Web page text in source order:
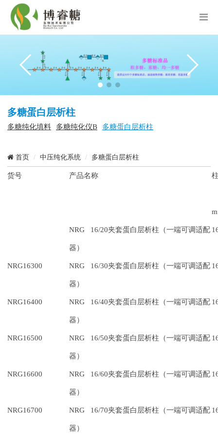
多糖蛋白层析柱
多糖纯化填料 多糖纯化仪B 多糖蛋白层析柱
首页 中压纯化系统 多糖蛋白层析柱
货号 产品名称
NRG 16/20夹套蛋白层析柱（一端可调适配
器）
NRG16300 NRG 16/30夹套蛋白层析柱（一端可调适配
器）
NRG16400 NRG 16/40夹套蛋白层析柱（一端可调适配
器）
NRG16500 NRG 16/50夹套蛋白层析柱（一端可调适配
器）
NRG16600 NRG 16/60夹套蛋白层析柱（一端可调适配
器）
NRG16700 NRG 16/70夹套蛋白层析柱（一端可调适配
器）